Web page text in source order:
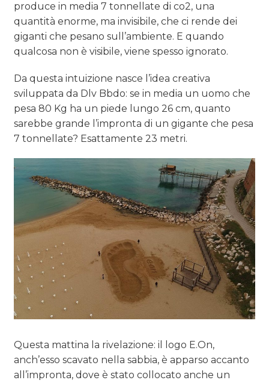
produce in media 7 tonnellate di co2, una
quantità enorme, ma invisibile, che ci rende dei
giganti che pesano sull’ambiente. E quando
qualcosa non è visibile, viene spesso ignorato.
Da questa intuizione nasce l’idea creativa
sviluppata da Dlv Bbdo: se in media un uomo che
pesa 80 Kg ha un piede lungo 26 cm, quanto
sarebbe grande l’impronta di un gigante che pesa
7 tonnellate? Esattamente 23 metri.
Questa mattina la rivelazione: il logo E.On,
anch’esso scavato nella sabbia, è apparso accanto
all’impronta, dove è stato collocato anche un